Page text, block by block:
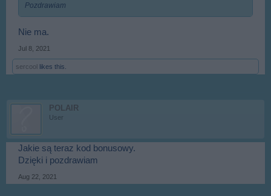
Pozdrawiam
Nie ma.
Jul 8, 2021
sercool likes this.
POLAIR
User
Jakie są teraz kod bonusowy.
Dzięki i pozdrawiam
Aug 22, 2021